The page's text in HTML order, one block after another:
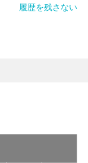
履歴を残さない